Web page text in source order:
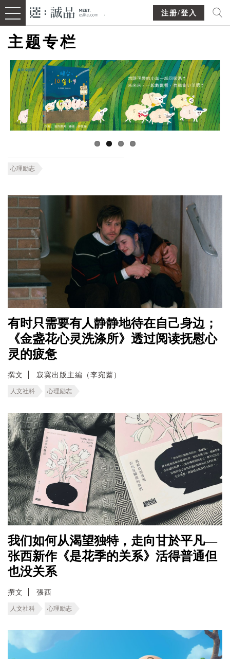
注册/登入
主题专栏
心理励志
有时只需要有人静静地待在自己身边；
《金盏花心灵洗涤所》透过阅读抚慰心
灵的疲惫
撰文 寂寞出版主編（李宛蓁）
人文社科 心理励志
我们如何从渴望独特，走向甘於平凡—
张西新作《是花季的关系》活得普通但
也没关系
撰文 張西
人文社科 心理励志